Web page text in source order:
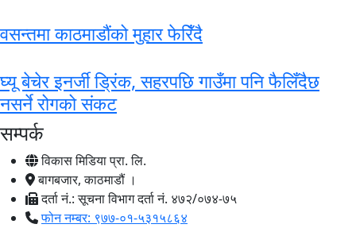
वसन्तमा काठमाडौंको मुहार फेरिँदै
घ्यू बेचेर इनर्जी ड्रिंक, सहरपछि गाउँमा पनि फैलिँदैछ
नसर्ने रोगको संकट
सम्पर्क
विकास मिडिया प्रा. लि.
बागबजार, काठमाडौं ।
दर्ता नं.: सूचना विभाग दर्ता नं. ४७२/०७४-७५
फोन नम्बर: ९७७-०१-५३१५८६४